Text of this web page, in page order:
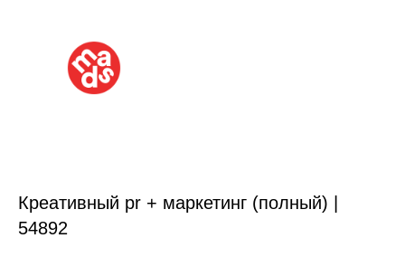
Креативный pr + маркетинг (полный) |
54892